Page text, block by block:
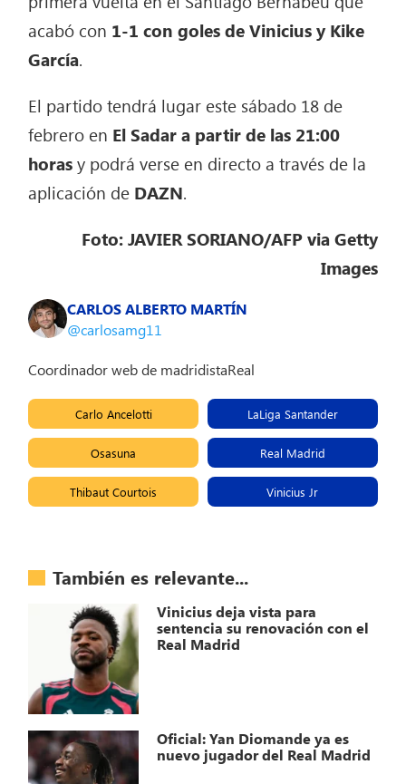
acabó con 1-1 con goles de Vinicius y Kike
García.
El partido tendrá lugar este sábado 18 de
febrero en El Sadar a partir de las 21:00
horasy podrá verse en directo a través de la
aplicación de DAZN.
Foto: JAVIER SORIANO/AFP via Getty
Images
CARLOS ALBERTO MARTÍN
@carlosamg11
Coordinador web de madridistaReal
Carlo Ancelotti LaLiga Santander
Osasuna Real Madrid
Thibaut Courtois Vinicius Jr
También es relevante...
Vinicius deja vista para
sentencia su renovación con el
Real Madrid
Oficial: Yan Diomande ya es
nuevo jugador del Real Madrid